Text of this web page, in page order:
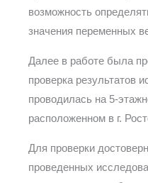
возможность
значения переменных
Далее в работе была
проверка результатов
проводилась на 5-
расположенном в г.
Для проверки
проведенных